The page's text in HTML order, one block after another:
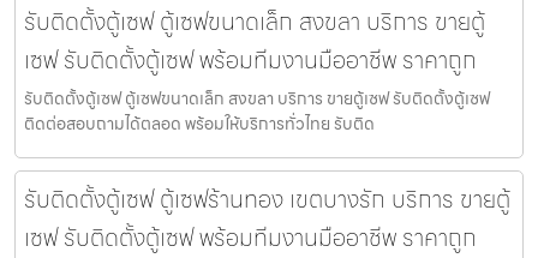
รับติดตั้งตู้เซฟ ตู้เซฟขนาดเล็ก สงขลา บริการ ขายตู้
เซฟ รับติดตั้งตู้เซฟ พร้อมทีมงานมืออาชีพ ราคาถูก
รับติดตั้งตู้เซฟ ตู้เซฟขนาดเล็ก สงขลา บริการ ขายตู้เซฟ รับติดตั้งตู้เซฟ
ติดต่อสอบถามได้ตลอด พร้อมให้บริการทั่วไทย รับติด
รับติดตั้งตู้เซฟ ตู้เซฟร้านทอง เขตบางรัก บริการ ขายตู้
เซฟ รับติดตั้งตู้เซฟ พร้อมทีมงานมืออาชีพ ราคาถูก